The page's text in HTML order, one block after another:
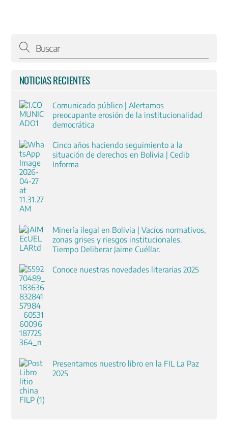
NOTICIAS RECIENTES
Comunicado público | Alertamos
preocupante erosión de la institucionalidad
democrática
Cinco años haciendo seguimiento a la
situación de derechos en Bolivia | Cedib
Informa
Minería ilegal en Bolivia | Vacíos normativos,
zonas grises y riesgos institucionales.
Tiempo Deliberar Jaime Cuéllar.
Conoce nuestras novedades literarias 2025
Presentamos nuestro libro en la FIL La Paz
2025